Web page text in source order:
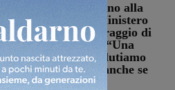
Punto Nascita, no alla
deroga ma il Ministero
apre al monitoraggio di
sei mesi. Vadi: “Una
risposta che valutiamo
positivamente anche se
con prudenza”